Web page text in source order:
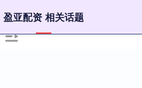
盈亚配资 相关话题